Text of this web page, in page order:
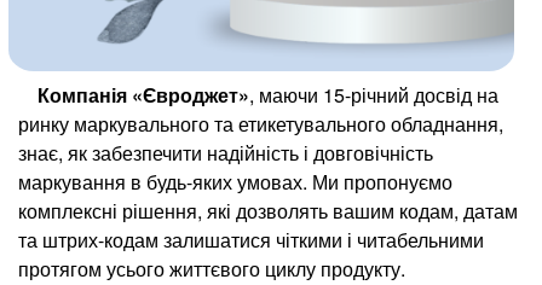
Компанія «Євроджет», маючи 15-річний досвід на
ринку маркувального та етикетувального обладнання,
знає, як забезпечити надійність і довговічність
маркування в будь-яких умовах. Ми пропонуємо
комплексні рішення, які дозволять вашим кодам, датам
та штрих-кодам залишатися чіткими і читабельними
протягом усього життєвого циклу продукту.